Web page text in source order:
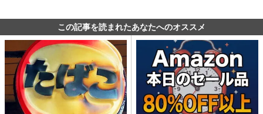
この記事を読まれたあなたへのオススメ